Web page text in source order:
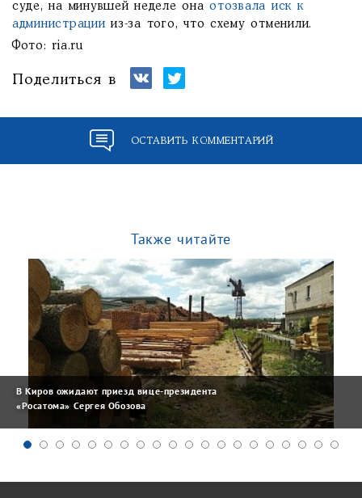
суде, на минувшей неделе онаотозвала иск к
администрациииз-за того, что схему отменили.
Фото: ria.ru
Поделиться в
ОСТАВИТЬ КОММЕНТАРИЙ
Также читайте
В Киров ожидают приезд вице-президента
«Росатома» Сергея Обозова